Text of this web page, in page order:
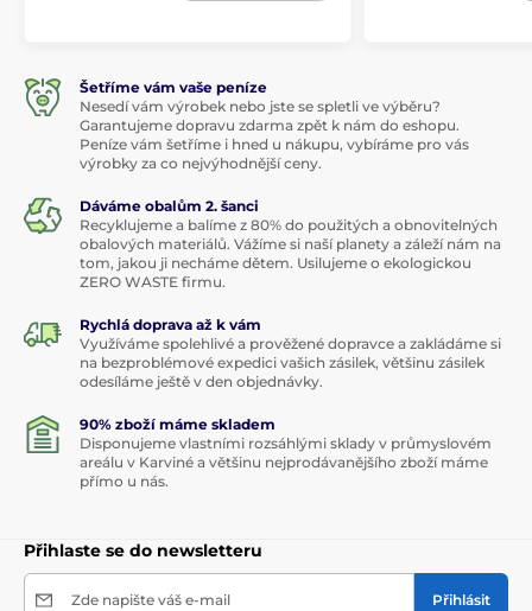
Šetříme vám vaše peníze
Nesedí vám výrobek nebo jste se spletli ve výběru?
Garantujeme dopravu zdarma zpět k nám do eshopu.
Peníze vám šetříme i hned u nákupu, vybíráme pro vás
výrobky za co nejvýhodnější ceny.
Dáváme obalům 2. šanci
Recyklujeme a balíme z 80% do použitých a obnovitelných
obalových materiálů. Vážíme si naší planety a záleží nám na
tom, jakou ji necháme dětem. Usilujeme o ekologickou
ZERO WASTE firmu.
Rychlá doprava až k vám
Využíváme spolehlivé a prověžené dopravce a zakládáme si
na bezproblémové expedici vašich zásilek, většinu zásilek
odesíláme ještě v den objednávky.
90% zboží máme skladem
Disponujeme vlastními rozsáhlými sklady v průmyslovém
areálu v Karviné a většinu nejprodávanějšího zboží máme
přímo u nás.
Přihlaste se do newsletteru
Zde napište váš e-mail Přihlásit